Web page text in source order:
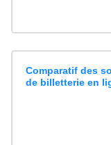
Comparatif des
de billetterie en